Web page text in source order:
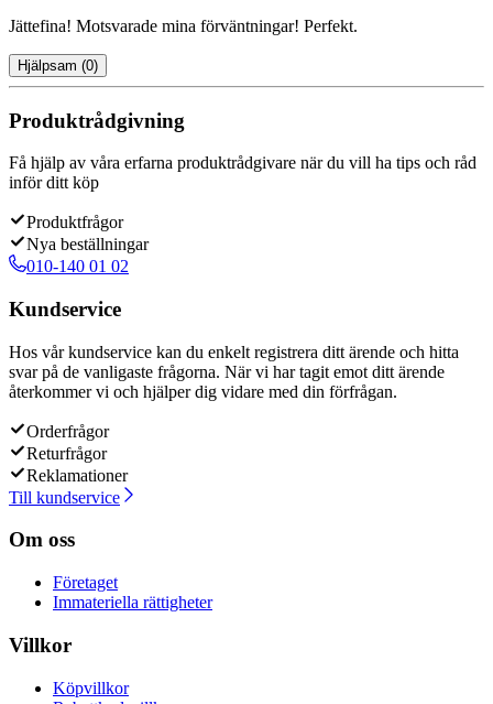
Jättefina! Motsvarade mina förväntningar! Perfekt.
Hjälpsam (0)
Produktrådgivning
Få hjälp av våra erfarna produktrådgivare när du vill ha tips och råd
inför ditt köp
Produktfrågor
Nya beställningar
010-140 01 02
Kundservice
Hos vår kundservice kan du enkelt registrera ditt ärende och hitta
svar på de vanligaste frågorna. När vi har tagit emot ditt ärende
återkommer vi och hjälper dig vidare med din förfrågan.
Orderfrågor
Returfrågor
Reklamationer
Till kundservice
Om oss
Företaget
Immateriella rättigheter
Villkor
Köpvillkor